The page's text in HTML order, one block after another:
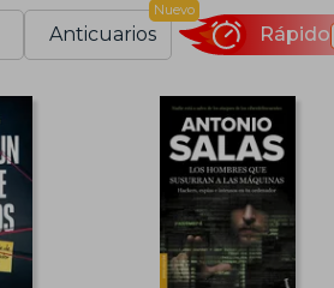
Anticuarios
Nuevo
Rápido